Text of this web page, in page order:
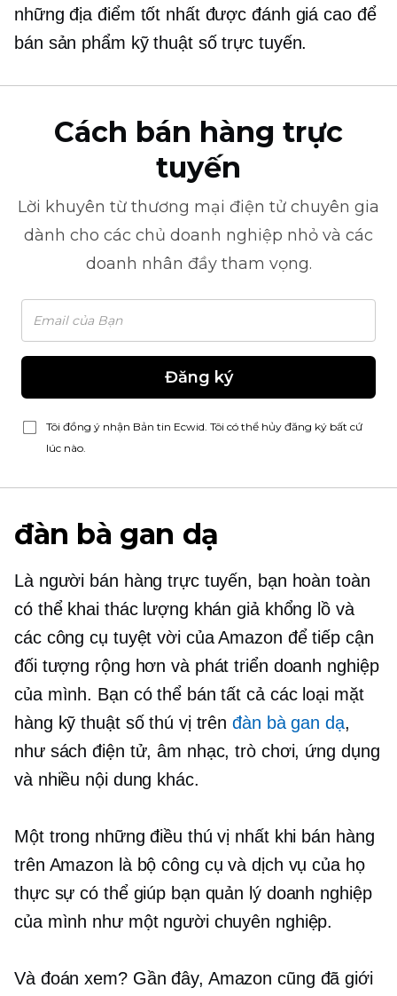
những địa điểm tốt nhất được đánh giá cao để
bán sản phẩm kỹ thuật số trực tuyến.
Cách bán hàng trực
tuyến
Lời khuyên từ thương mại điện tử chuyên gia
dành cho các chủ doanh nghiệp nhỏ và các
doanh nhân đầy tham vọng.
Đăng ký
Tôi đồng ý nhận Bản tin Ecwid. Tôi có thể hủy đăng ký bất cứ
lúc nào.
đàn bà gan dạ
Là người bán hàng trực tuyến, bạn hoàn toàn
có thể khai thác lượng khán giả khổng lồ và
các công cụ tuyệt vời của Amazon để tiếp cận
đối tượng rộng hơn và phát triển doanh nghiệp
của mình. Bạn có thể bán tất cả các loại mặt
hàng kỹ thuật số thú vị trênđàn bà gan dạ,
như sách điện tử, âm nhạc, trò chơi, ứng dụng
và nhiều nội dung khác.
Một trong những điều thú vị nhất khi bán hàng
trên Amazon là bộ công cụ và dịch vụ của họ
thực sự có thể giúp bạn quản lý doanh nghiệp
của mình như một người chuyên nghiệp.
Và đoán xem? Gần đây, Amazon cũng đã giới